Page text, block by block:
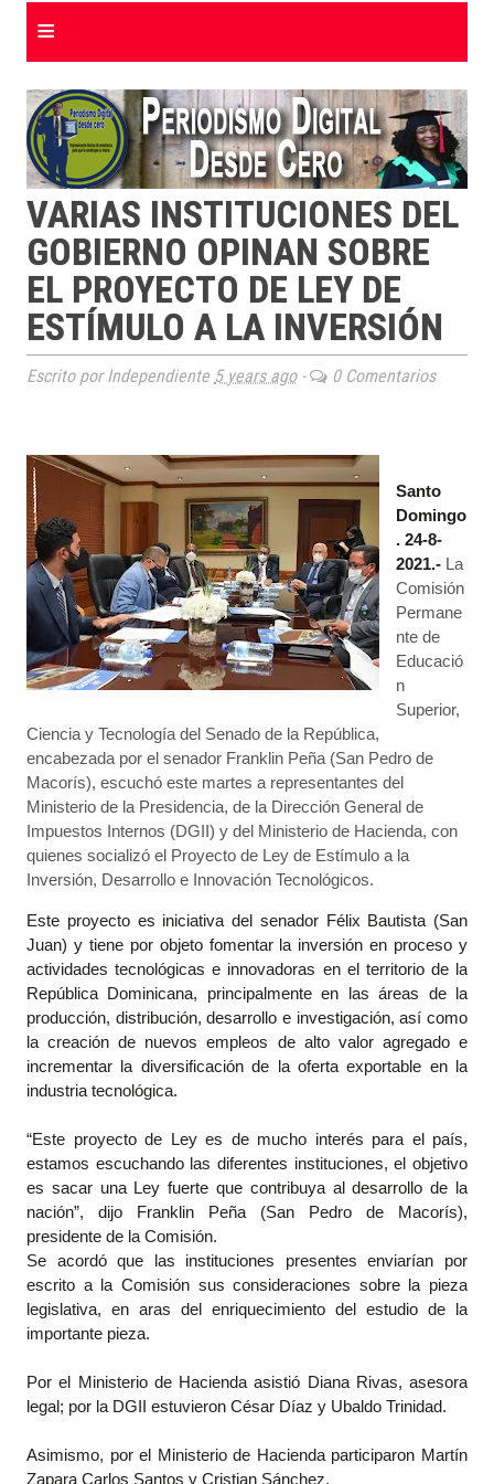
≡
VARIAS INSTITUCIONES DEL
GOBIERNO OPINAN SOBRE
EL PROYECTO DE LEY DE
ESTÍMULO A LA INVERSIÓN
Escrito por Independiente 5 years ago- 0 Comentarios
Santo
Domingo
. 24-8-
2021.- La
Comisión
Permane
nte de
Educació
n
Superior,
Ciencia y Tecnología del Senado de la República,
encabezada por el senador Franklin Peña (San Pedro de
Macorís), escuchó este martes a representantes del
Ministerio de la Presidencia, de la Dirección General de
Impuestos Internos (DGII) y del Ministerio de Hacienda, con
quienes socializó el Proyecto de Ley de Estímulo a la
Inversión, Desarrollo e Innovación Tecnológicos.
Este proyecto es iniciativa del senador Félix Bautista (San
Juan) y tiene por objeto fomentar la inversión en proceso y
actividades tecnológicas e innovadoras en el territorio de la
República Dominicana, principalmente en las áreas de la
producción, distribución, desarrollo e investigación, así como
la creación de nuevos empleos de alto valor agregado e
incrementar la diversificación de la oferta exportable en la
industria tecnológica.
“Este proyecto de Ley es de mucho interés para el país,
estamos escuchando las diferentes instituciones, el objetivo
es sacar una Ley fuerte que contribuya al desarrollo de la
nación”, dijo Franklin Peña (San Pedro de Macorís),
presidente de la Comisión.
Se acordó que las instituciones presentes enviarían por
escrito a la Comisión sus consideraciones sobre la pieza
legislativa, en aras del enriquecimiento del estudio de la
importante pieza.
Por el Ministerio de Hacienda asistió Diana Rivas, asesora
legal; por la DGII estuvieron César Díaz y Ubaldo Trinidad.
Asimismo, por el Ministerio de Hacienda participaron Martín
Zapara Carlos Santos y Cristian Sánchez.